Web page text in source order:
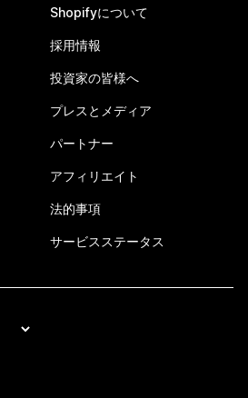
Shopifyについて
採用情報
投資家の皆様へ
プレスとメディア
パートナー
アフィリエイト
法的事項
サービスステータス